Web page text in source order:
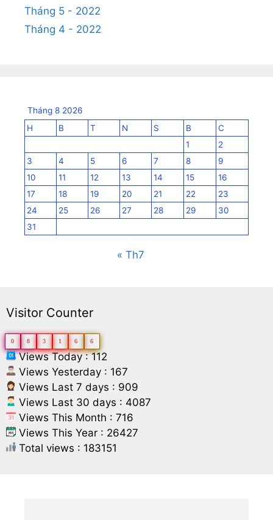
Tháng 5 - 2022
Tháng 4 - 2022
Tháng 8 2026
H
B T N S B
C
1
2
3
4 5 6 7 8
9
10
11 12 13 14 15
16
17
18 19 20 21 22
23
24
25 26 27 28 29
30
31
« Th7
Visitor Counter
0 8 3 1 6 6
Views Today : 112
Views Yesterday : 167
Views Last 7 days : 909
Views Last 30 days : 4087
Views This Month : 716
Views This Year : 26427
Total views : 183151